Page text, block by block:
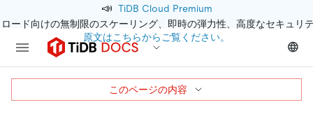
📣 TiDB Cloud Premium
ード向けの無制限のスケーリング、即時の弾力性、高度なセキュリ
原文はこちらからご覧ください。
このページの内容